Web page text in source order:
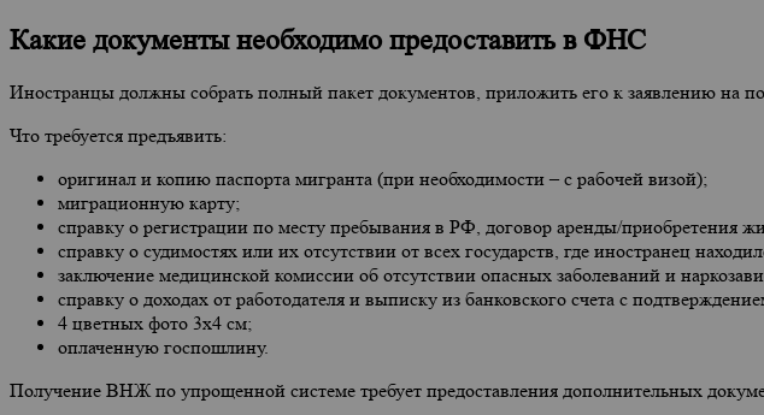
Какие документы необходимо предоставить в ФНС
Иностранцы должны собрать полный пакет документов, приложить его к заявлению на
Что требуется предъявить:
оригинал и копию паспорта мигранта (при необходимости – с рабочей визой);
миграционную карту;
справку о регистрации по месту пребывания в РФ, договор аренды/приобретения
справку о судимостях или их отсутствии от всех государств, где иностранец
заключение медицинской комиссии об отсутствии опасных заболеваний и
справку о доходах от работодателя и выписку из банковского счета с
4 цветных фото 3х4 см;
оплаченную госпошлину.
Получение ВНЖ по упрощенной системе требует предоставления дополнительных